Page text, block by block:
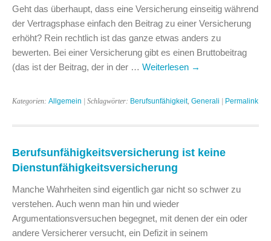
Geht das überhaupt, dass eine Versicherung einseitig während
der Vertragsphase einfach den Beitrag zu einer Versicherung
erhöht? Rein rechtlich ist das ganze etwas anders zu
bewerten. Bei einer Versicherung gibt es einen Bruttobeitrag
(das ist der Beitrag, der in der … Weiterlesen →
Kategorien: Allgemein | Schlagwörter: Berufsunfähigkeit, Generali | Permalink
Berufsunfähigkeitsversicherung ist keine
Dienstunfähigkeitsversicherung
Manche Wahrheiten sind eigentlich gar nicht so schwer zu
verstehen. Auch wenn man hin und wieder
Argumentationsversuchen begegnet, mit denen der ein oder
andere Versicherer versucht, ein Defizit in seinem